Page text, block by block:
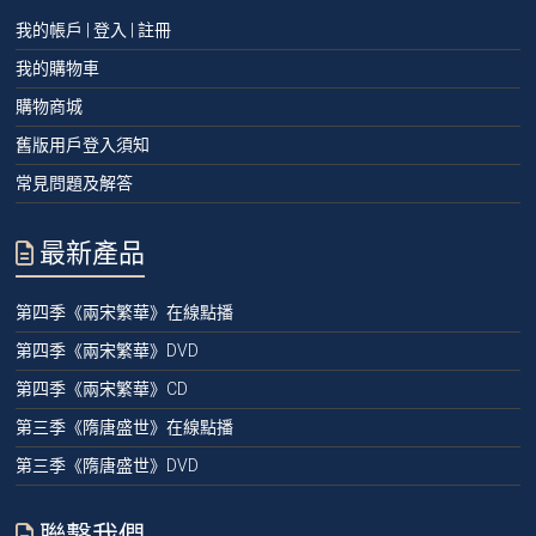
我的帳戶 | 登入 | 註冊
我的購物車
購物商城
舊版用戶登入須知
常見問題及解答
最新產品
第四季《兩宋繁華》在線點播
第四季《兩宋繁華》DVD
第四季《兩宋繁華》CD
第三季《隋唐盛世》在線點播
第三季《隋唐盛世》DVD